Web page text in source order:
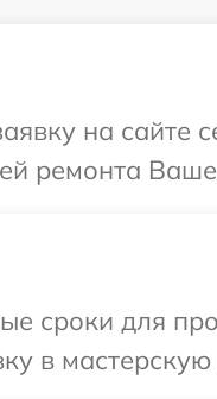
на сайте
ремонта
сроки для
в